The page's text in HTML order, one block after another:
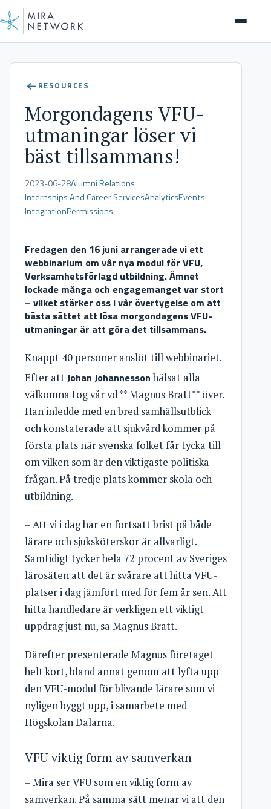
News
RESOURCES
Morgondagens VFU-
utmaningar löser vi
bäst tillsammans!
2023-06-28Alumni Relations
Internships And Career ServicesAnalyticsEvents
IntegrationPermissions
Fredagen den 16 juni arrangerade vi ett
webbinarium om vår nya modul för VFU,
Verksamhetsförlagd utbildning. Ämnet
lockade många och engagemanget var stort
– vilket stärker oss i vår övertygelse om att
bästa sättet att lösa morgondagens VFU-
utmaningar är att göra det tillsammans.
Knappt 40 personer anslöt till webbinariet.
Efter attJohan Johannessonhälsat alla
välkomna tog vår vd ** Magnus Bratt** över.
Han inledde med en bred samhällsutblick
och konstaterade att sjukvård kommer på
första plats när svenska folket får tycka till
om vilken som är den viktigaste politiska
frågan. På tredje plats kommer skola och
utbildning.
– Att vi i dag har en fortsatt brist på både
lärare och sjuksköterskor är allvarligt.
Samtidigt tycker hela 72 procent av Sveriges
lärosäten att det är svårare att hitta VFU-
platser i dag jämfört med för fem år sen. Att
hitta handledare är verkligen ett viktigt
uppdrag just nu, sa Magnus Bratt.
Därefter presenterade Magnus företaget
helt kort, bland annat genom att lyfta upp
den VFU-modul för blivande lärare som vi
nyligen byggt upp, i samarbete med
Högskolan Dalarna.
VFU viktig form av samverkan
– Mira ser VFU som en viktig form av
samverkan. På samma sätt menar vi att den